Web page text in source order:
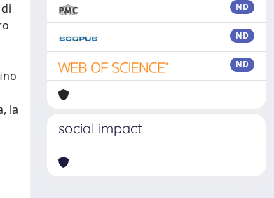
la
ND
ND
ND
social impact